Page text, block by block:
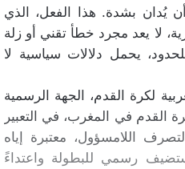
يُدان بشدة. هذا الفعل، الذي
لا يعد مجرد خطأ تقني أو زلة
يحمل دلالات سياسية لا
لكرة القدم، الجهة الرسمية
القدم في المغرب، في التعبير
اللامسؤول، معتبرة إياه
رسمي للبطولة واعتداءً